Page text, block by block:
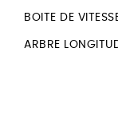
BOITE DE
ARBRE